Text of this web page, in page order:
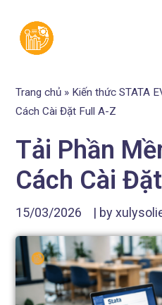
Trang chủ » Kiến thức STATA
Cách Cài Đặt Full A-Z
Tải Phần
Cách Cài
15/03/2026 | by